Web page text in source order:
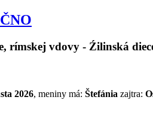
rímskej vdovy - Źilinská
2026, meniny má: Štefánia zajtra: